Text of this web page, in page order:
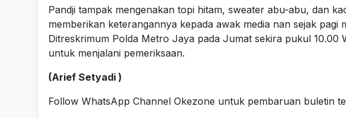
Pandji tampak mengenakan topi hitam, sweater abu-abu, dan
memberikan keterangannya kepada awak media nan sejak pagi
Ditreskrimum Polda Metro Jaya pada Jumat sekira pukul 10.00
untuk menjalani pemeriksaan.
(Arief Setyadi )
Follow WhatsApp Channel Okezone untuk pembaruan buletin